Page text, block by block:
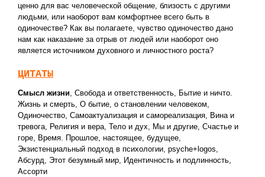
ценно для вас человеческой общение, близость c другими
людьми, или наоборот вам комфортнее всего быть в
одиночестве? Как вы полагаете, чувство одиночество дано
нам как наказание за отрыв от людей или наоборот оно
является источником духовного и личностного роста?
ЦИТАТЫ
Смысл жизни, Свобода и ответственность, Бытие и ничто.
Жизнь и смерть, О бытие, о становлении человеком,
Одиночество, Самоактуализация и самореализация, Вина и
тревога, Религия и вера, Тело и дух, Мы и другие, Счастье и
горе, Время. Прошлое, настоящее, будущее,
Экзистенциальный подход в психологии, psyche+logos,
Абсурд, Этот безумный мир, Идентичность и подлинность,
Ассорти